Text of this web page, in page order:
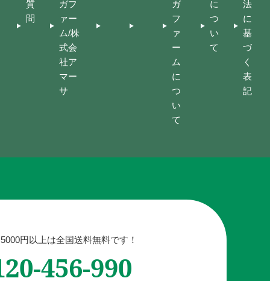
質
問
ガフ
ァー
ム/株
式会
社ア
マー
サ
ガ
フ
ァ
ー
ム
に
つ
い
て
に
つ
い
て
法
に
基
づ
く
表
記
円以上は全国送料無料です！
456-990